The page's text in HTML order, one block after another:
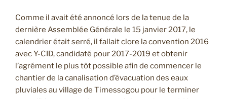
Comme il avait été annoncé lors de la tenue de la
dernière Assemblée Générale le 15 janvier 2017, le
calendrier était serré, il fallait clore la convention 2016
avec Y-CID, candidaté pour 2017-2019 et obtenir
l’agrément le plus tôt possible afin de commencer le
chantier de la canalisation d’évacuation des eaux
pluviales au village de Timessogou pour le terminer